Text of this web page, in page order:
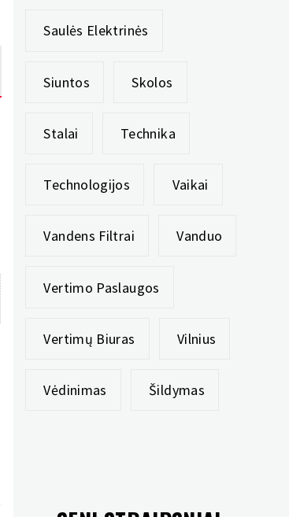
Saulės Elektrinės
Siuntos Skolos
Stalai Technika
Technologijos Vaikai
Vandens Filtrai Vanduo
Vertimo Paslaugos
Vertimų Biuras Vilnius
Vėdinimas Šildymas